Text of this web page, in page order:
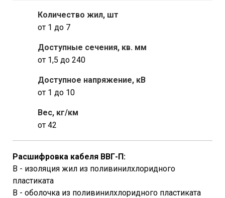
Количество жил, шт
от 1 до 7
Доступные сечения, кв. мм
от 1,5 до 240
Доступное напряжение, кВ
от 1 до 10
Вес, кг/км
от 42
Расшифровка кабеля ВВГ-П:
В - изоляция жил из поливинилхлоридного
пластиката
В - оболочка из поливинилхлоридного пластиката